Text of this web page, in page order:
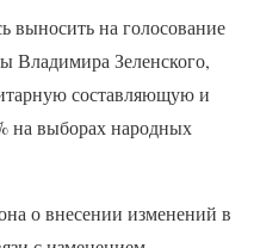
выносить на голосование
Владимира Зеленского,
составляющую и
на выборах народных
о внесении изменений в